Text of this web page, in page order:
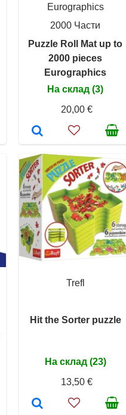
Eurographics
2000 Части
Puzzle Roll Mat up to
2000 pieces
Eurographics
На склад (3)
20,00 €
Trefl
Hit the Sorter puzzle
На склад (23)
13,50 €